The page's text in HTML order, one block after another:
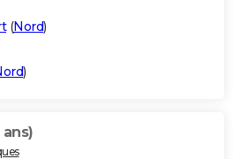
(Nord)
)
ans)